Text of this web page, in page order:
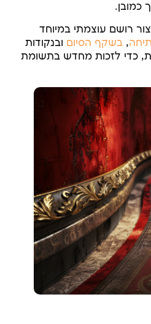
כמובן.
רושם עוצמתי במיוחד
, בשקף הסיום ובנקודות
כדי לזכות מחדש בתשומת